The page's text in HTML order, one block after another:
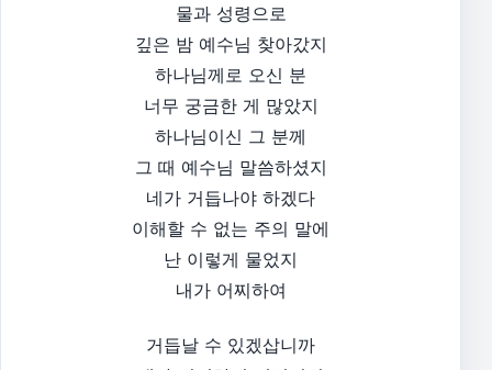
물과 성령으로
깊은 밤 예수님 찾아갔지
하나님께로 오신 분
너무 궁금한 게 많았지
하나님이신 그 분께
그 때 예수님 말씀하셨지
네가 거듭나야 하겠다
이해할 수 없는 주의 말에
난 이렇게 물었지
내가 어찌하여
거듭날 수 있겠삽니까